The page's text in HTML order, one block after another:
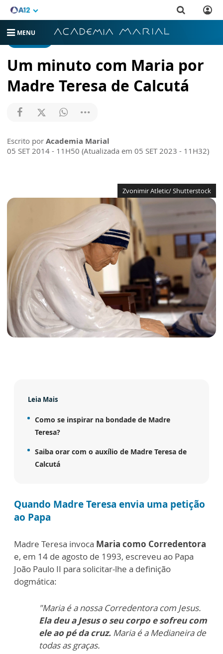
MENU
Um minuto com Maria por
Madre Teresa de Calcutá
Escrito por Academia Marial
05 SET 2014 - 11H50 (Atualizada em 05 SET 2023 - 11H32)
Zvonimir Atletic/ Shutterstock
Leia Mais
Como se inspirar na bondade de Madre
Teresa?
Saiba orar com o auxílio de Madre Teresa de
Calcutá
Quando Madre Teresa envia uma petição
ao Papa
Madre Teresa invoca Maria como Corredentora
e, em 14 de agosto de 1993, escreveu ao Papa
João Paulo II para solicitar-lhe a definição
dogmática:
"Maria é a nossa Corredentora com Jesus.
Ela deu a Jesus o seu corpo e sofreu com
ele ao pé da cruz. Maria é a Medianeira de
todas as graças.